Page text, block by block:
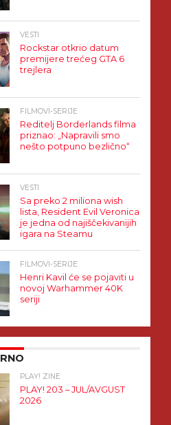
VESTI
Rockstar otkrio datum
premijere trećeg GTA 6
trejlera
FILMOVI-SERIJE
Reditelj Borderlands filma
priznao: „Napravili smo
nešto potpuno bezlično“
VESTI
Sa preko 2 miliona wish
lista, Resident Evil Veronica
je jedna od najiščekivanijih
igara na Steamu
FILMOVI-SERIJE
Henri Kavil će se pojaviti u
novoj Warhammer 40K
seriji
PLAY! ZINE
PLAY! 203 – JUL/AVGUST
2026